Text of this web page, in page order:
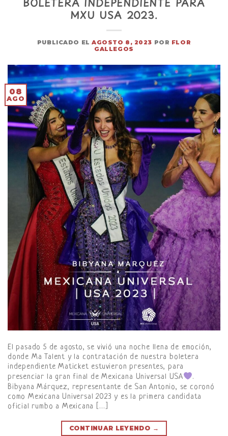
BOLETERA INDEPENDIENTE PARA
MXU USA 2023.
PUBLICADO ELAGOSTO 8, 2023 POR FLOR
GALLEGOS
08
AGO
El pasado 5 de agosto, se vivió una noche llena de emoción,
donde Ma Talent y la contratación de nuestra boletera
independiente Maticket estuvieron presentes, para
presenciar la gran final de Mexicana Universal USA
.
Bibyana Márquez, representante de San Antonio, se coronó
como Mexicana Universal 2023 y es la primera candidata
oficial rumbo a Mexicana […]
CONTINUAR LEYENDO →